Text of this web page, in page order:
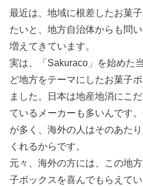
最近は、地域に根差したお菓
たいと、地方自治体からも問
増えてきています。
実は、「Sakuraco」を始めた
ど地方をテーマにしたお菓子
ました。日本は地産地消にこ
ているメーカーも多いんです
が多く、海外の人はそのあた
くれるからです。
元々、海外の方には、この地
子ボックスを喜んでもらえて